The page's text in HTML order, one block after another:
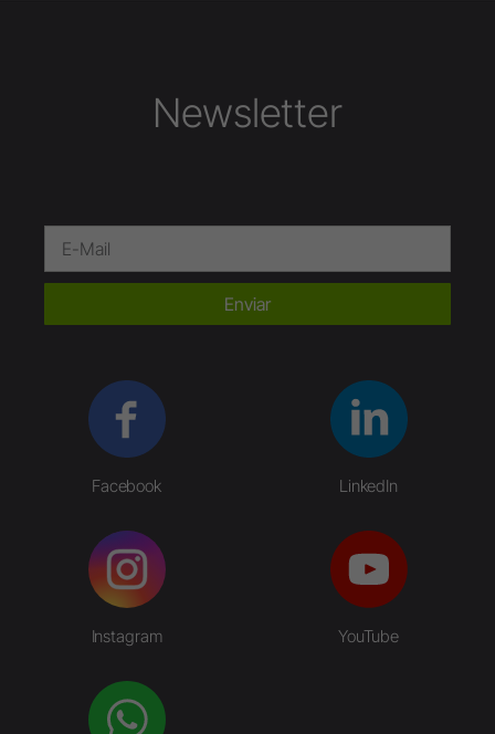
Newsletter
Enviar
Facebook LinkedIn
Instagram YouTube